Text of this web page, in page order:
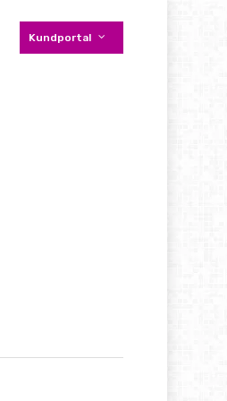
Kundportal